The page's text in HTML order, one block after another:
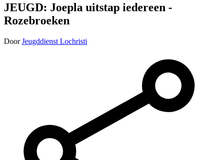
JEUGD: Joepla uitstap iedereen -
Rozebroeken
Door Jeugddienst Lochristi